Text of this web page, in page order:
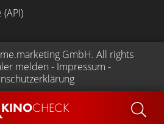
KINOCHECK
GmbH. All rights
melden - Impressum -